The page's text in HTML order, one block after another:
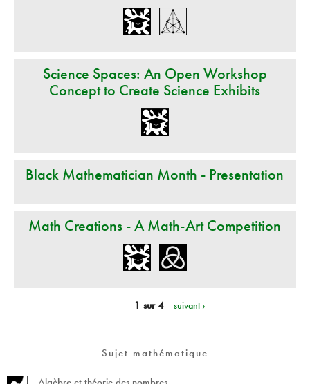
Science Spaces: An Open Workshop
Concept to Create Science Exhibits
Black Mathematician Month - Presentation
Math Creations - A Math-Art Competition
1 sur 4 suivant ›
Sujet mathématique